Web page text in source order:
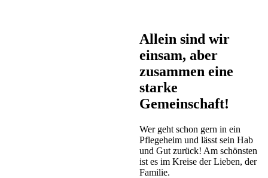
Allein sind wir
einsam, aber
zusammen eine
starke
Gemeinschaft!
Wer geht schon gern in ein
Pflegeheim und lässt sein Hab
und Gut zurück! Am schönsten
ist es im Kreise der Lieben, der
Familie.